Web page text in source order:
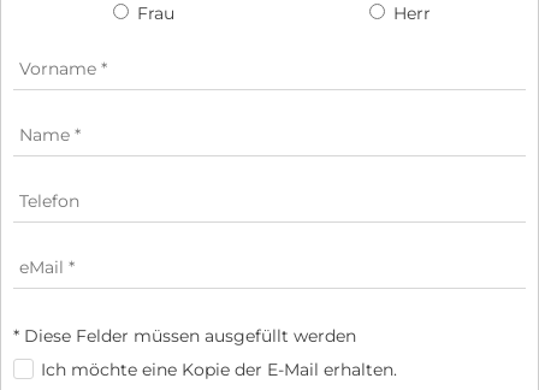
Frau Herr
* Diese Felder müssen ausgefüllt werden
Ich möchte eine Kopie der E-Mail erhalten.